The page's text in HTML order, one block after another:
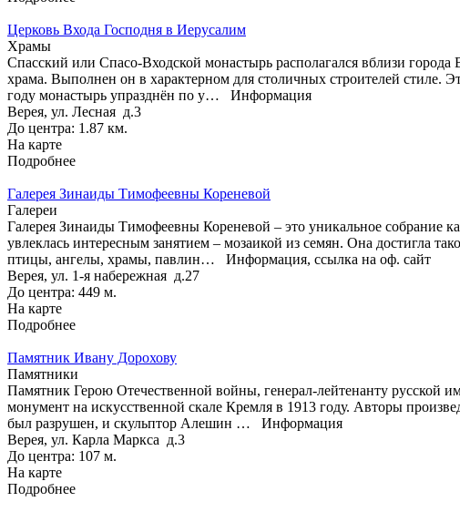
Церковь Входа Господня в Иерусалим
Храмы
Спасский или Спасо-Входской монастырь располагался вблизи
храма. Выполнен он в характерном для столичных строителей стиле.
году монастырь упразднён по у… Информация
Верея, ул. Лесная д.3
До центра: 1.87 км.
На карте
Подробнее
Галерея Зинаиды Тимофеевны Кореневой
Галереи
Галерея Зинаиды Тимофеевны Кореневой – это уникальное собрание
увлеклась интересным занятием – мозаикой из семян. Она достигла
птицы, ангелы, храмы, павлин… Информация, ссылка на оф. сайт
Верея, ул. 1-я набережная д.27
До центра: 449 м.
На карте
Подробнее
Памятник Ивану Дорохову
Памятники
Памятник Герою Отечественной войны, генерал-лейтенанту русской
монумент на искусственной скале Кремля в 1913 году. Авторы
был разрушен, и скульптор Алешин … Информация
Верея, ул. Карла Маркса д.3
До центра: 107 м.
На карте
Подробнее